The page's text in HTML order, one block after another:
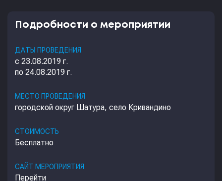
Подробности о мероприятии
ДАТЫ ПРОВЕДЕНИЯ
с 23.08.2019 г.
по 24.08.2019 г.
МЕСТО ПРОВЕДЕНИЯ
городской округ Шатура, село Кривандино
СТОИМОСТЬ
Бесплатно
САЙТ МЕРОПРИЯТИЯ
Перейти